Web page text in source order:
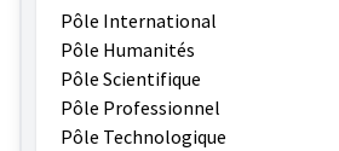
Pôle International
Pôle Humanités
Pôle Scientifique
Pôle Professionnel
Pôle Technologique